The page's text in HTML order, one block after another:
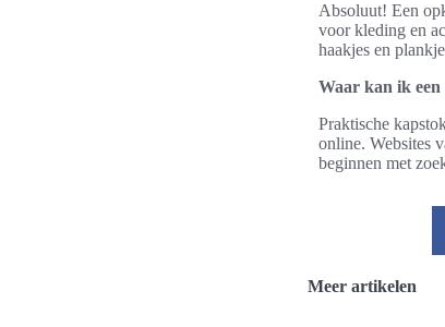
Absoluut! Een
voor kleding en
haakjes en
Waar kan ik
Praktische
online. Websites
beginnen met
Meer artikelen